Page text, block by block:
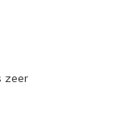
zeer